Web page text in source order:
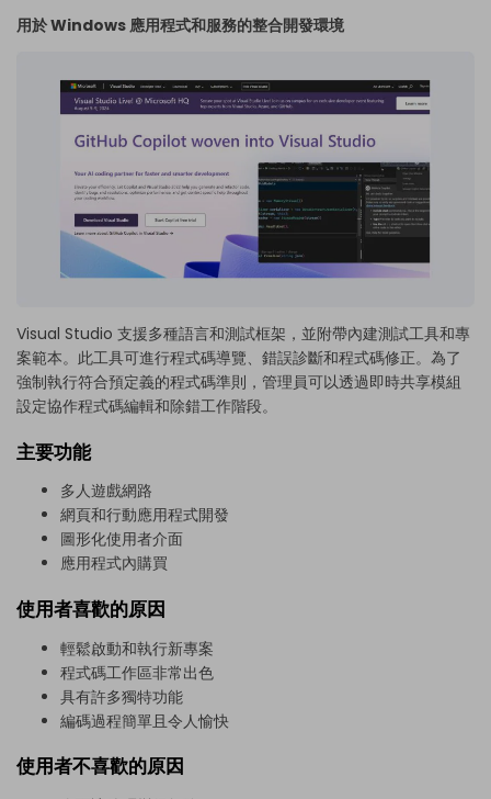
用於 Windows 應用程式和服務的整合開發環境
Visual Studio 支援多種語言和測試框架，並附帶內建測試工具和專
案範本。此工具可進行程式碼導覽、錯誤診斷和程式碼修正。為了
強制執行符合預定義的程式碼準則，管理員可以透過即時共享模組
設定協作程式碼編輯和除錯工作階段。
主要功能
多人遊戲網路
網頁和行動應用程式開發
圖形化使用者介面
應用程式內購買
使用者喜歡的原因
輕鬆啟動和執行新專案
程式碼工作區非常出色
具有許多獨特功能
編碼過程簡單且令人愉快
使用者不喜歡的原因